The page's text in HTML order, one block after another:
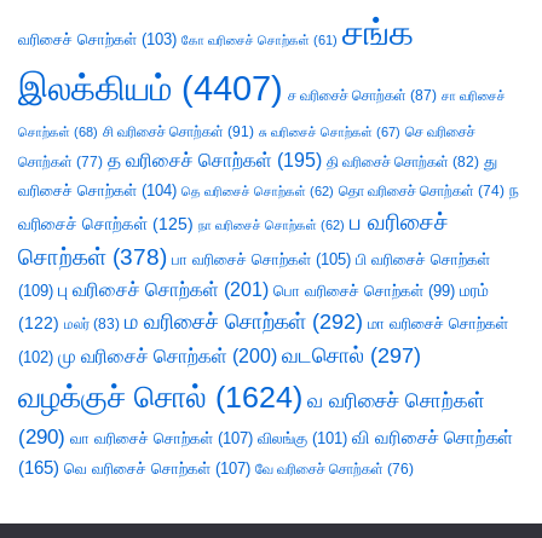
வரிசைச் சொற்கள் (103) கோ வரிசைச் சொற்கள் (61) சங்க
இலக்கியம் (4407) ச வரிசைச் சொற்கள் (87) சா வரிசைச்
சொற்கள் (68) சி வரிசைச் சொற்கள் (91) சு வரிசைச் சொற்கள் (67) செ வரிசைச்
சொற்கள் (77) த வரிசைச் சொற்கள் (195) தி வரிசைச் சொற்கள் (82) து
வரிசைச் சொற்கள் (104) தெ வரிசைச் சொற்கள் (62) தொ வரிசைச் சொற்கள் (74) ந
வரிசைச் சொற்கள் (125) நா வரிசைச் சொற்கள் (62) ப வரிசைச்
சொற்கள் (378) பா வரிசைச் சொற்கள் (105) பி வரிசைச் சொற்கள்
(109) பு வரிசைச் சொற்கள் (201) பொ வரிசைச் சொற்கள் (99) மரம்
(122) மலர் (83) ம வரிசைச் சொற்கள் (292) மா வரிசைச் சொற்கள்
(102) மு வரிசைச் சொற்கள் (200) வடசொல் (297)
வழக்குச் சொல் (1624) வ வரிசைச் சொற்கள்
(290) வா வரிசைச் சொற்கள் (107) விலங்கு (101) வி வரிசைச் சொற்கள்
(165) வெ வரிசைச் சொற்கள் (107) வே வரிசைச் சொற்கள் (76)